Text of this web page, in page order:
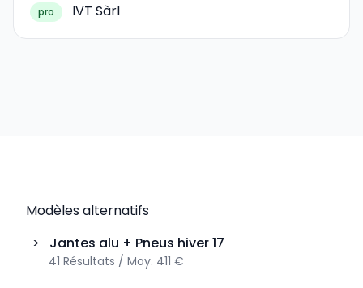
pro IVT Sàrl
Modèles alternatifs
>
Jantes alu + Pneus hiver17
41 Résultats / Moy. 411 €